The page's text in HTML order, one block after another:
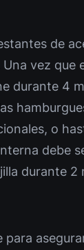
de
vez que
durante 4
o
debe
durante 2